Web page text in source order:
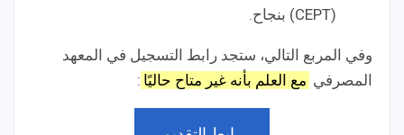
(CEPT) بنجاح.
وفي المربع التالي، ستجد رابط التسجيل في المعهد
المصرفي مع العلم بأنه غير متاح حاليًا :